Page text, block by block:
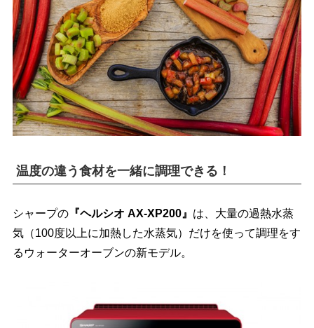
温度の違う食材を一緒に調理できる！
シャープの『ヘルシオ AX-XP200』 は、大量の過熱水蒸
気（100度以上に加熱した水蒸気）だけを使って調理をす
るウォーターオーブンの新モデル。